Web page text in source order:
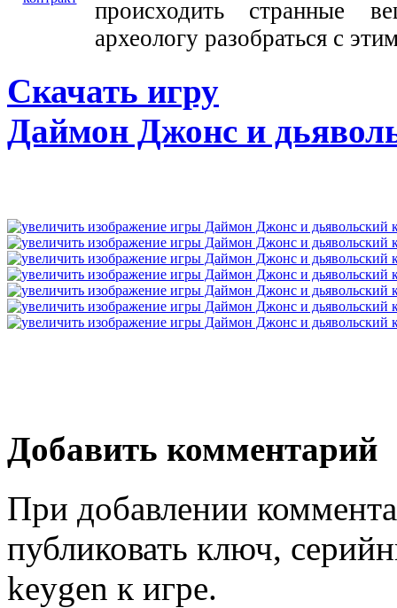
происходить странные
археологу разобраться с
Скачать игру
Даймон Джонс и
Добавить комментарий
При добавлении
публиковать ключ,
keygen к игре.